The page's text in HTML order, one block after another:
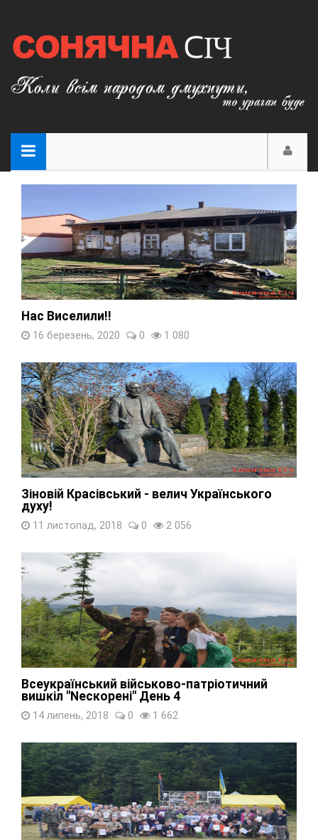
Нас Виселили!!
16 березень, 2020 0 1 080
Зіновій Красівський - велич Українського
духу!
11 листопад, 2018 0 2 056
Всеукраїнський військово-патріотичний
вишкіл "Nескорені" День 4
14 липень, 2018 0 1 662